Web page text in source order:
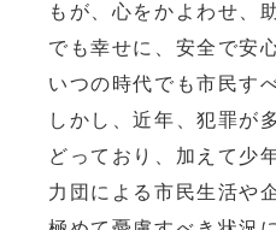
もが、心をかよわせ、
でも幸せに、安全で安
いつの時代でも市民す
しかし、近年、犯罪が
どっており、加えて少
力団による市民生活や